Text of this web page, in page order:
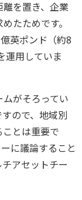
を置き、企業
たためです。
英ポンド（約8
運用していま
がそろってい
ので、地域別
とは重要で
に議論すること
アセットチー